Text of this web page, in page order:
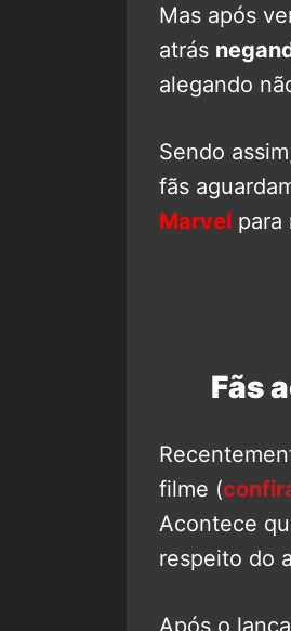
Mas após
atrás
alegando
Sendo
fãs
Marvel para
Fãs
filme (
Acontece
respeito do
Após o